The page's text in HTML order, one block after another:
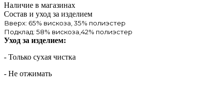
Наличие в магазинах
Состав и уход за изделием
Вверх: 65% вискоза, 35% полиэстер
Подклад: 58% вискоза,42% полиэстер
Уход за изделием:
- Только сухая чистка
- Не отжимать